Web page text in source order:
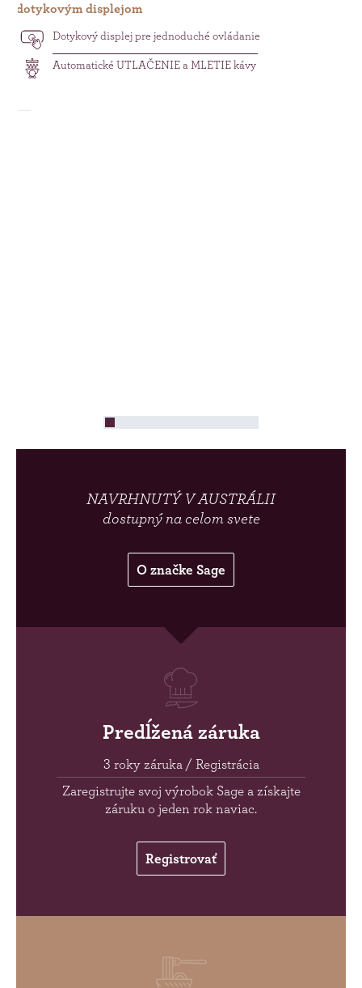
dotykovým displejom
Dotykový displej pre jednoduché ovládanie
Automatické UTLAČENIE a MLETIE kávy
NAVRHNUTÝ V AUSTRÁLII
dostupný na celom svete
O značke Sage
Predĺžená záruka
3 roky záruka / Registrácia
Zaregistrujte svoj výrobok Sage a získajte
záruku o jeden rok naviac.
Registrovať